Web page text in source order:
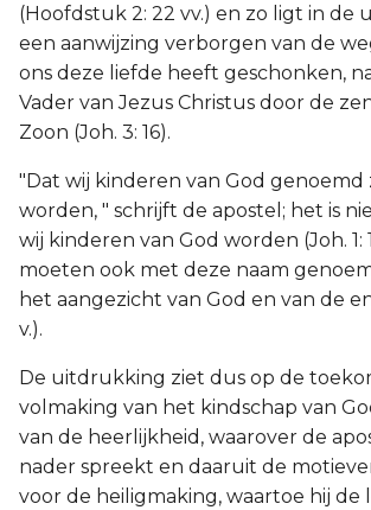
(Hoofdstuk 2: 22 vv.) en zo ligt in de
een aanwijzing verborgen van de
ons deze liefde heeft geschonken,
Vader van Jezus Christus door de
Zoon (Joh. 3: 16).
"Dat wij kinderen van God genoemd
worden, " schrijft de apostel; het is
wij kinderen van God worden (Joh. 1:
moeten ook met deze naam
het aangezicht van God en van de
v.).
De uitdrukking ziet dus op de
volmaking van het kindschap van
van de heerlijkheid, waarover de
nader spreekt en daaruit de
voor de heiligmaking, waartoe hij de